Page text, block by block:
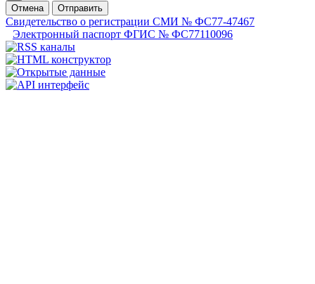
Отмена
Отправить
Свидетельство о регистрации СМИ № ФС77-47467
Электронный паспорт ФГИС № ФС77110096